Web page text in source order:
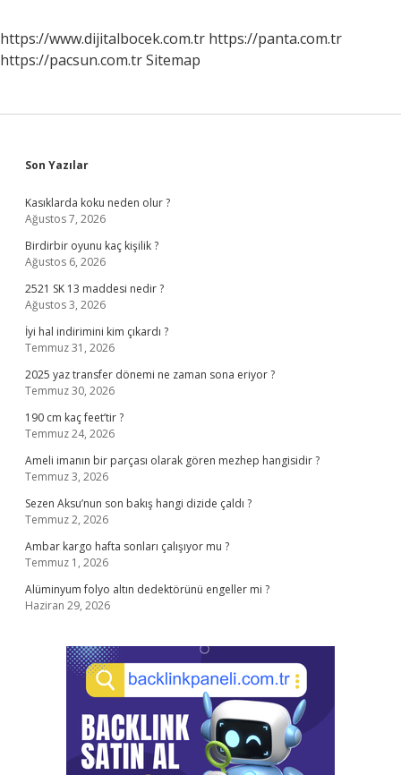
https://www.dijitalbocek.com.tr https://panta.com.tr
https://pacsun.com.trSitemap
Sidebar
Son Yazılar
Kasıklarda koku neden olur ?
Ağustos 7, 2026
Birdirbir oyunu kaç kişilik ?
Ağustos 6, 2026
2521 SK 13 maddesi nedir ?
Ağustos 3, 2026
İyi hal indirimini kim çıkardı ?
Temmuz 31, 2026
2025 yaz transfer dönemi ne zaman sona eriyor ?
Temmuz 30, 2026
190 cm kaç feet’tir ?
Temmuz 24, 2026
Ameli imanın bir parçası olarak gören mezhep hangisidir ?
Temmuz 3, 2026
Sezen Aksu’nun son bakış hangi dizide çaldı ?
Temmuz 2, 2026
Ambar kargo hafta sonları çalışıyor mu ?
Temmuz 1, 2026
Alüminyum folyo altın dedektörünü engeller mi ?
Haziran 29, 2026